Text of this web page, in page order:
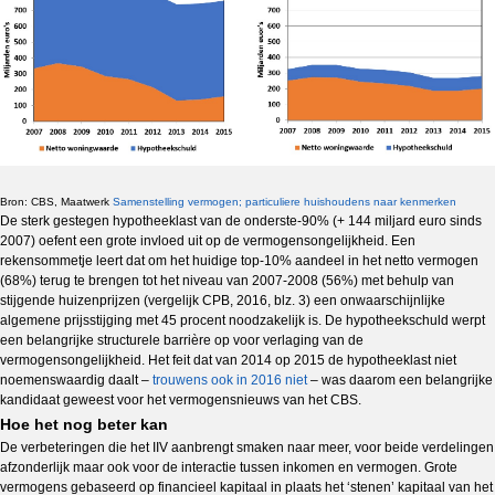
Bron: CBS, Maatwerk Samenstelling vermogen; particuliere huishoudens naar kenmerken
De sterk gestegen hypotheeklast van de onderste-90% (+ 144 miljard euro sinds
2007) oefent een grote invloed uit op de vermogensongelijkheid. Een
rekensommetje leert dat om het huidige top-10% aandeel in het netto vermogen
(68%) terug te brengen tot het niveau van 2007-2008 (56%) met behulp van
stijgende huizenprijzen (vergelijk CPB, 2016, blz. 3) een onwaarschijnlijke
algemene prijsstijging met 45 procent noodzakelijk is. De hypotheekschuld werpt
een belangrijke structurele barrière op voor verlaging van de
vermogensongelijkheid. Het feit dat van 2014 op 2015 de hypotheeklast niet
noemenswaardig daalt – trouwens ook in 2016 niet– was daarom een belangrijke
kandidaat geweest voor het vermogensnieuws van het CBS.
Hoe het nog beter kan
De verbeteringen die het IIV aanbrengt smaken naar meer, voor beide verdelingen
afzonderlijk maar ook voor de interactie tussen inkomen en vermogen. Grote
vermogens gebaseerd op financieel kapitaal in plaats het ‘stenen’ kapitaal van het